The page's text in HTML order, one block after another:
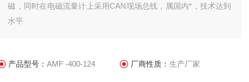
磁，同时在电磁流量计上采用CAN现场总线，属国内*，技术达到
水平
产品型号：AMF -400-124 厂商性质： 生产厂家